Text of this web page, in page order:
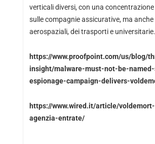
verticali diversi, con una
sulle compagnie assicurative, ma
aerospaziali, dei trasporti e universitarie.
https://www.proofpoint.com/us/blog/
insight/malware-must-not-be-
espionage-campaign-delivers-
https://www.wired.it/article/
agenzia-entrate/